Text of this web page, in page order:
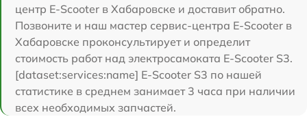
центр E-Scooter в Хабаровске и доставит обратно.
Позвоните и наш мастер сервис-центра E-Scooter в
Хабаровске проконсультирует и определит
стоимость работ над электросамоката E-Scooter S3.
[dataset:services:name] E-Scooter S3 по нашей
статистике в среднем занимает 3 часа при наличии
всех необходимых запчастей.